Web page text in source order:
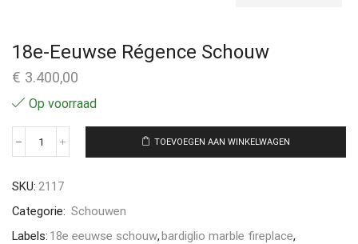
18e-Eeuwse Régence Schouw
€ 3.400,00
Op voorraad
TOEVOEGEN AAN WINKELWAGEN
SKU: 2117
Categorie: Schouwen
Labels: 18e eeuwse schouw,bardiglio marble fireplace,